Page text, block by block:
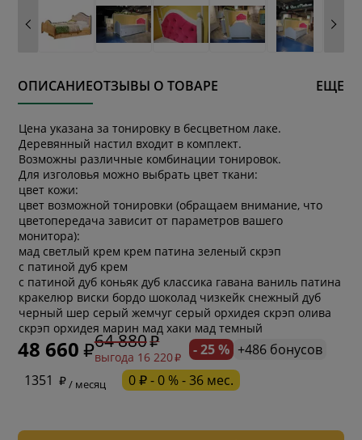
ОПИСАНИЕОТЗЫВЫ О ТОВАРЕ ЕЩЕ
Цена указана за тонировку в бесцветном лаке.
Деревянный настил входит в комплект.
Возможны различные комбинации тонировок.
Для изголовья можно выбрать цвет ткани:
цвет кожи:
цвет возможной тонировки (обращаем внимание, что
цветопередача зависит от параметров вашего
монитора):
мад светлый крем крем патина зеленый скрэп
с патиной дуб крем
с патиной дуб коньяк дуб классика гавана ваниль патина
кракелюр виски бордо шоколад чизкейк снежный дуб
черный шер серый жемчуг серый орхидея скрэп олива
скрэп орхидея марин мад хаки мад темный
48 660 64 880
выгода 16 220 - 25 % +486 бонусов
1351
/ месяц 0 ₽ - 0 % - 36 мес.
* обязательное поле